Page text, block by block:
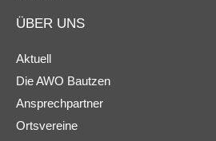
ÜBER UNS
Aktuell
Die AWO Bautzen
Ansprechpartner
Ortsvereine